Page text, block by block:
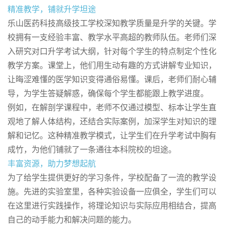
精准教学，铺就升学坦途
乐山医药科技高级技工学校深知教学质量是升学的关键。学
校拥有一支经验丰富、教学水平高超的教师队伍。老师们深
入研究对口升学考试大纲，针对每个学生的特点制定个性化
教学方案。课堂上，他们用生动有趣的方式讲解专业知识，
让晦涩难懂的医学知识变得通俗易懂。课后，老师们耐心辅
导，为学生答疑解惑，确保每个学生都能跟上教学进度。
例如，在解剖学课程中，老师不仅通过模型、标本让学生直
观地了解人体结构，还结合实际案例，加深学生对知识的理
解和记忆。这种精准教学模式，让学生们在升学考试中胸有
成竹，为他们铺就了一条通往本科院校的坦途。
丰富资源，助力梦想起航
为了给学生提供更好的学习条件，学校配备了一流的教学设
施。先进的实验室里，各种实验设备一应俱全，学生们可以
在这里进行实践操作，将理论知识与实际应用相结合，提高
自己的动手能力和解决问题的能力。